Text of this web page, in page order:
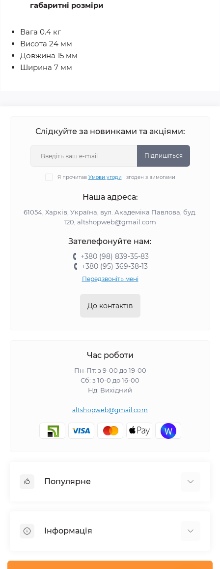
габаритні розміри
Вага 0.4 кг
Висота 24 мм
Довжина 15 мм
Ширина 7 мм
Слідкуйте за новинками та акціями:
Підпишіться
Я прочитав Умови угоди і згоден з вимогами
Наша адреса:
61054, Харків, Україна, вул. Академіка Павлова, буд.
120, altshopweb@gmail.com
Зателефонуйте нам:
+380 (98) 839-35-83
+380 (95) 369-38-13
Передзвоніть мені
До контактів
Час роботи
Пн-Пт: з 9-00 до 19-00
Сб: з 10-0 до 16-00
Нд: Вихідний
altshopweb@gmail.com
Популярне
Відпочинок, туризм
Товари для автомобілів
Інформація